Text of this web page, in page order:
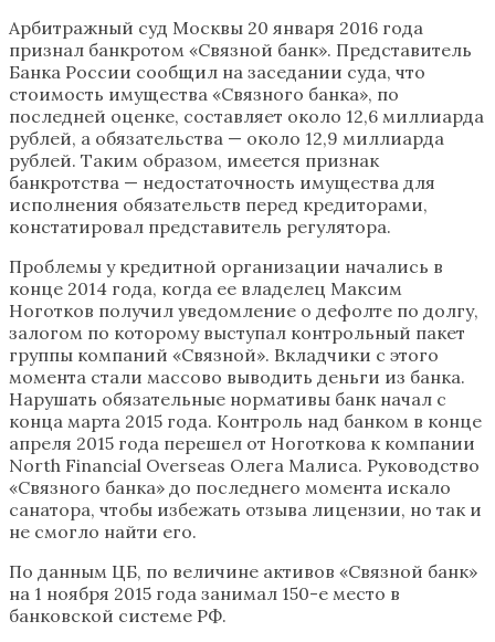
Арбитражный суд Москвы 20 января 2016 года
признал банкротом «Связной банк». Представитель
Банка России сообщил на заседании суда, что
стоимость имущества «Связного банка», по
последней оценке, составляет около 12,6 миллиарда
рублей, а обязательства — около 12,9 миллиарда
рублей. Таким образом, имеется признак
банкротства — недостаточность имущества для
исполнения обязательств перед кредиторами,
констатировал представитель регулятора.
Проблемы у кредитной организации начались в
конце 2014 года, когда ее владелец Максим
Ноготков получил уведомление о дефолте по долгу,
залогом по которому выступал контрольный пакет
группы компаний «Связной». Вкладчики с этого
момента стали массово выводить деньги из банка.
Нарушать обязательные нормативы банк начал с
конца марта 2015 года. Контроль над банком в конце
апреля 2015 года перешел от Ноготкова к компании
North Financial Overseas Олега Малиса. Руководство
«Связного банка» до последнего момента искало
санатора, чтобы избежать отзыва лицензии, но так и
не смогло найти его.
По данным ЦБ, по величине активов «Связной банк»
на 1 ноября 2015 года занимал 150-е место в
банковской системе РФ.